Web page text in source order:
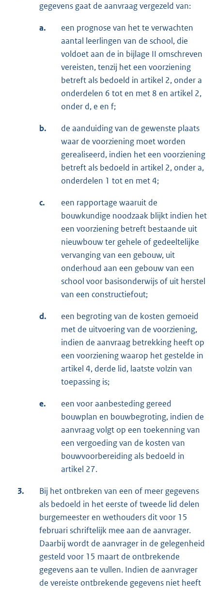
gegevens gaat de aanvraag vergezeld van:
a.
een prognose van het te verwachten
aantal leerlingen van de school, die
voldoet aan de in bijlage II omschreven
vereisten, tenzij het een voorziening
betreft als be­doeld in artikel 2, onder a
onderdelen 6 tot en met 8 en artikel 2,
onder d, e en f;
b.
de aanduiding van de gewenste plaats
waar de voorziening moet worden
gereali­seerd, indien het een voorziening
betreft als bedoeld in artikel 2, onder a,
onder­delen 1 tot en met 4;
c.
een rapportage waaruit de
bouwkundige noodzaak blijkt indien het
een voorziening be­treft bestaande uit
nieuwbouw ter gehele of gedeeltelijke
vervanging van een gebouw, uit
onderhoud aan een gebouw van een
school voor basisonderwijs of uit herstel
van een constructiefout;
d.
een begroting van de kosten gemoeid
met de uitvoering van de voorziening,
indien de aanvraag betrekking heeft op
een voorziening waarop het gestelde in
artikel 4, derde lid, laatste volzin van
toepassing is;
e.
een voor aanbesteding gereed
bouwplan en bouwbegroting, indien de
aanvraag volgt op een toekenning van
een vergoeding van de kosten van
bouwvoorbereiding als be­doeld in
artikel 27.
3.
Bij het ontbreken van een of meer gegevens
als bedoeld in het eerste of tweede lid delen
burgemeester en wethouders dit voor 15
februari schriftelijk mee aan de aan­vrager.
Daar­bij wordt de aanvrager in de gelegenheid
gesteld voor 15 maart de ont­brekende
gegevens aan te vullen. Indien de aanvrager
de vereiste ontbrekende gegevens niet heeft